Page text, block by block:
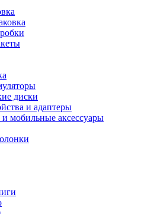
диски
и адаптеры
мобильные аксессуары